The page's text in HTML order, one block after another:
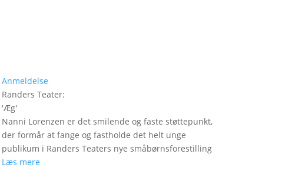
Anmeldelse
Randers Teater:
'Æg'
Nanni Lorenzen er det smilende og faste støttepunkt,
der formår at fange og fastholde det helt unge
publikum i Randers Teaters nye småbørnsforestilling
Læs mere